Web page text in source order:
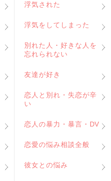
浮気された
浮気をしてしまった
別れた人・好きな人を
忘れられない
友達が好き
恋人と別れ・失恋が辛
い
恋人の暴力・暴言・DV
恋愛の悩み相談全般
彼女との悩み